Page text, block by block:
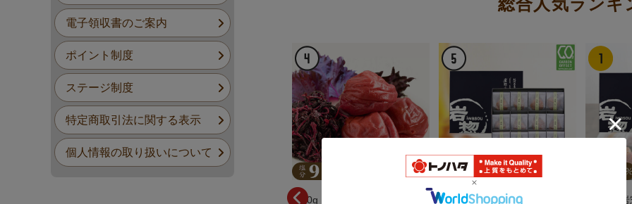
人気ランキン
12個入 減塩みつふる 紀州南高 12個入 岩惣一粒梅 紀州南高梅 20個入
電子領収書のご案内
ポイント制度
ステージ制度
特定商取引法に関する表示
個人情報の取り扱いについて